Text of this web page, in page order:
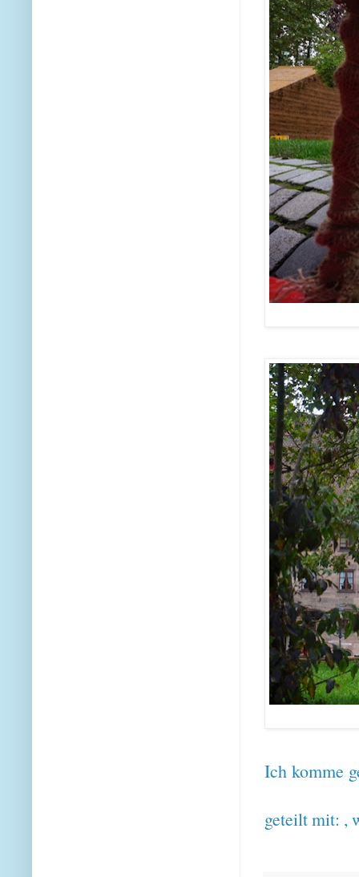
Ich komme
geteilt mit: ,